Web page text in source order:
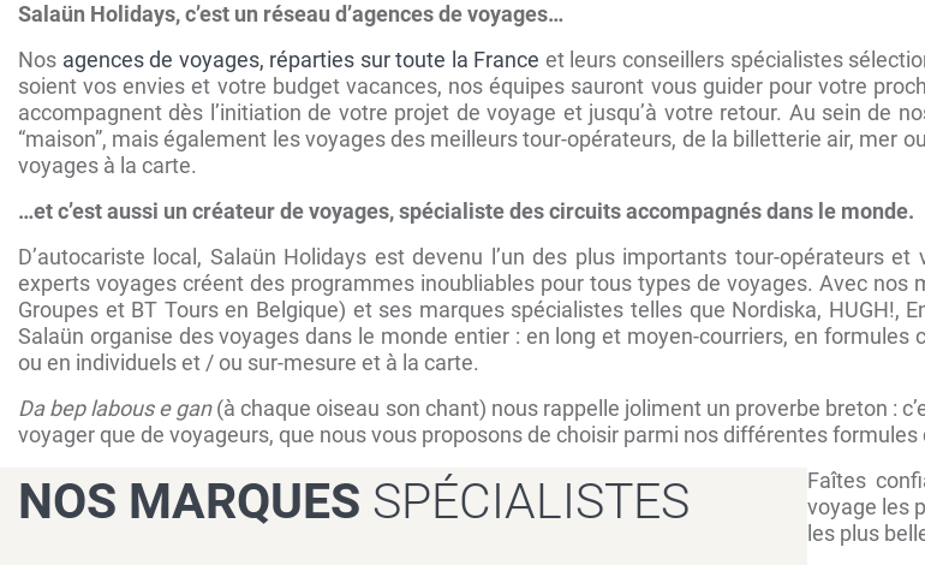
Salaün Holidays, c’est un réseau d’agences de voyages…
Nos agences de voyages, réparties sur toute la France et leurs conseillers spécialistes
soient vos envies et votre budget vacances, nos équipes sauront vous guider pour votre
accompagnent dès l’initiation de votre projet de voyage et jusqu’à votre retour. Au sein de
“maison”, mais également les voyages des meilleurs tour-opérateurs, de la billetterie air, mer
voyages à la carte.
…et c’est aussi un créateur de voyages, spécialiste des circuits accompagnés dans le monde.
D’autocariste local, Salaün Holidays est devenu l’un des plus importants tour-opérateurs
experts voyages créent des programmes inoubliables pour tous types de voyages. Avec
Groupes et BT Tours en Belgique) et ses marques spécialistes telles que Nordiska, HUGH!,
Salaün organise des voyages dans le monde entier : en long et moyen-courriers, en
ou en individuels et / ou sur-mesure et à la carte.
Da bep labous e gan(à chaque oiseau son chant) nous rappelle joliment un proverbe breton :
voyager que de voyageurs, que nous vous proposons de choisir parmi nos différentes
NOS MARQUES SPÉCIALISTES Faîtes
voyage les
les plus